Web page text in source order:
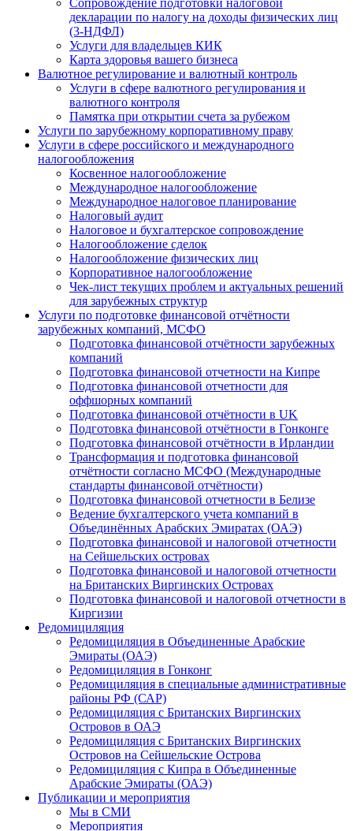
Сопровождение подготовки налоговой
декларации по налогу на доходы физических лиц
(3-НДФЛ)
Услуги для владельцев КИК
Карта здоровья вашего бизнеса
Валютное регулирование и валютный контроль
Услуги в сфере валютного регулирования и
валютного контроля
Памятка при открытии счета за рубежом
Услуги по зарубежному корпоративному праву
Услуги в сфере российского и международного
налогообложения
Косвенное налогообложение
Международное налогообложение
Международное налоговое планирование
Налоговый аудит
Налоговое и бухгалтерское сопровождение
Налогообложение сделок
Налогообложение физических лиц
Корпоративное налогообложение
Чек-лист текущих проблем и актуальных решений
для зарубежных структур
Услуги по подготовке финансовой отчётности
зарубежных компаний, МСФО
Подготовка финансовой отчётности зарубежных
компаний
Подготовка финансовой отчетности на Кипре
Подготовка финансовой отчетности для
оффшорных компаний
Подготовка финансовой отчётности в UK
Подготовка финансовой отчётности в Гонконге
Подготовка финансовой отчётности в Ирландии
Трансформация и подготовка финансовой
отчётности согласно МСФО (Международные
стандарты финансовой отчётности)
Подготовка финансовой отчетности в Белизе
Ведение бухгалтерского учета компаний в
Объединённых Арабских Эмиратах (ОАЭ)
Подготовка финансовой и налоговой отчетности
на Сейшельских островах
Подготовка финансовой и налоговой отчетности
на Британских Виргинских Островах
Подготовка финансовой и налоговой отчетности в
Киргизии
Редомициляция
Редомициляция в Объединенные Арабские
Эмираты (ОАЭ)
Редомициляция в Гонконг
Редомициляция в специальные административные
районы РФ (САР)
Редомициляция с Британских Виргинских
Островов в ОАЭ
Редомициляция с Британских Виргинских
Островов на Сейшельские Острова
Редомициляция с Кипра в Объединенные
Арабские Эмираты (ОАЭ)
Публикации и мероприятия
Мы в СМИ
Мероприятия